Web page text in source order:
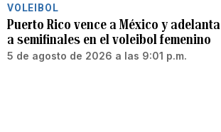
VOLEIBOL
Puerto Rico vence a México y adelanta
a semifinales en el voleibol femenino
5 de agosto de 2026 a las 9:01 p.m.